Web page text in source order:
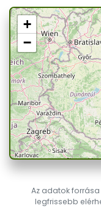
+
−
Az adatok forrása
legfrissebb